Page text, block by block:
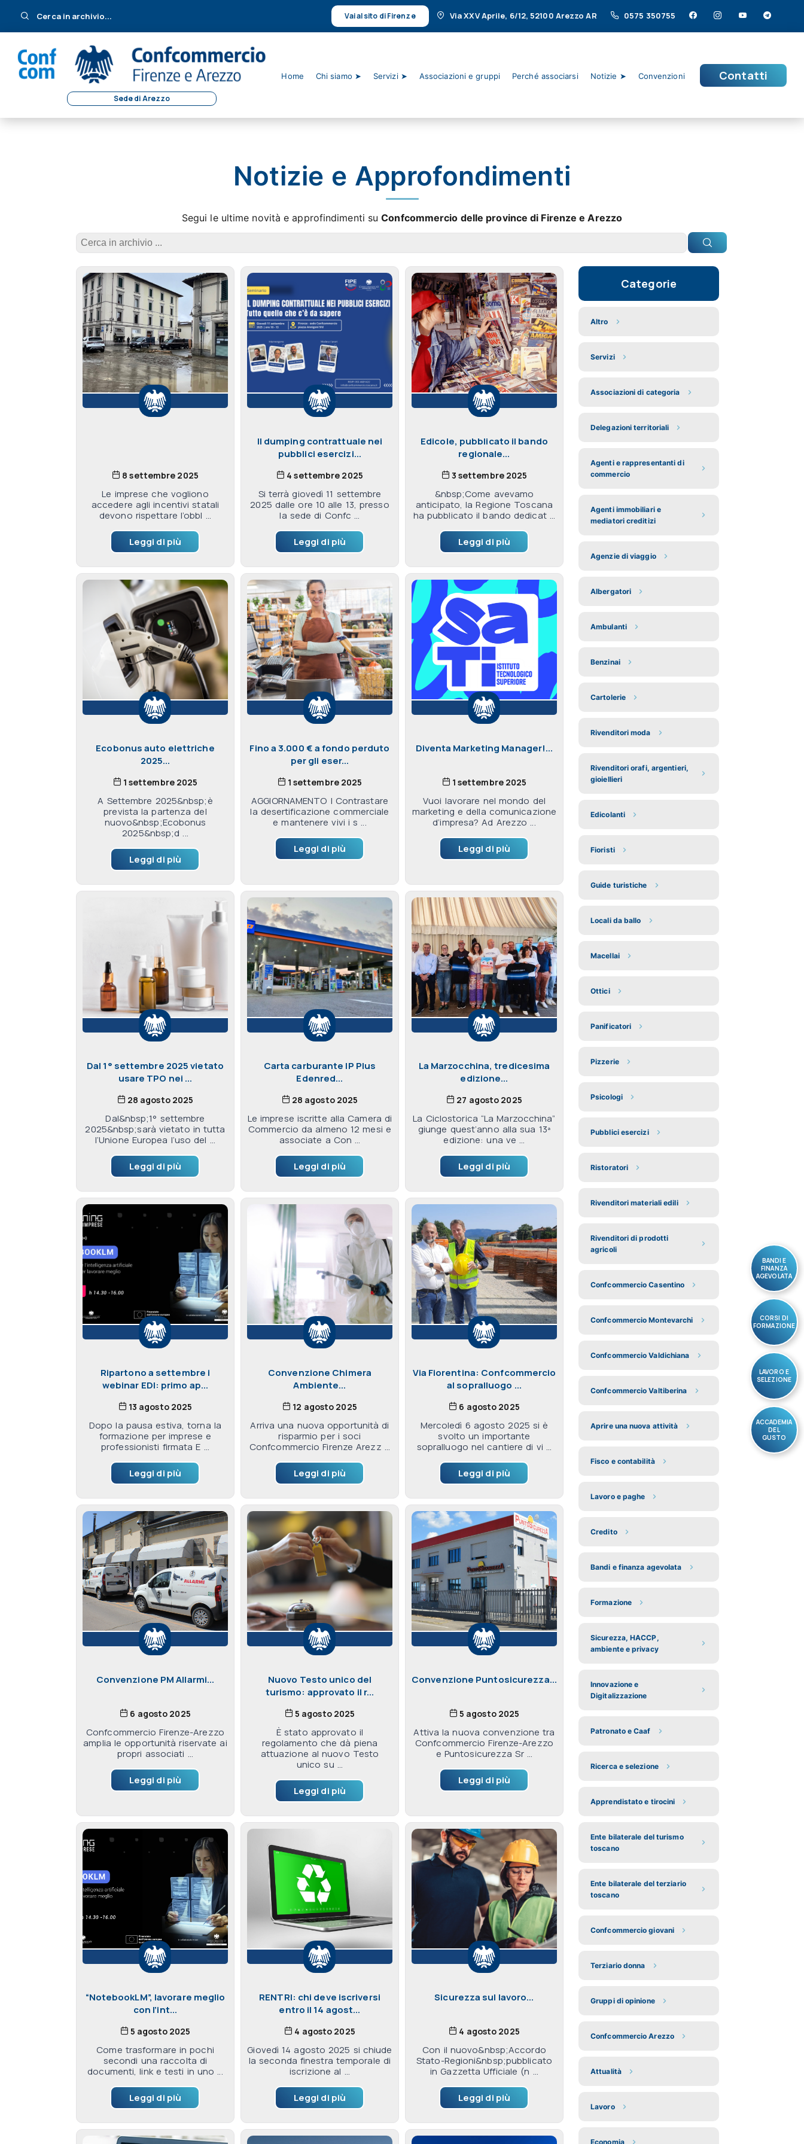
BANDI E
FINANZA
AGEVOLATA
CORSI DI
FORMAZIONE
LAVORO E
SELEZIONE
ACCADEMIA
DEL
GUSTO
Cerca in archivio... Vai al sito di Firenze Via XXV Aprile, 6/12, 52100 Arezzo AR 0575 350755
Sede di Arezzo
Home Chi siamo ➤ Servizi ➤ Associazioni e gruppi Perché associarsi Notizie ➤ Convenzioni Contatti
Notizie e Approfondimenti
Segui le ultime novità e approfindimenti suConfcommercio delle province di Firenze e Arezzo
8 settembre 2025
Le imprese che vogliono
accedere agli incentivi statali
devono rispettare l’obbl ...
Leggi di più
Il dumping contrattuale nei
pubblici esercizi...
4 settembre 2025
Si terrà giovedì 11 settembre
2025 dalle ore 10 alle 13, presso
la sede di Confc ...
Leggi di più
Edicole, pubblicato il bando
regionale...
3 settembre 2025
&nbsp;Come avevamo
anticipato, la Regione Toscana
ha pubblicato il bando dedicat ...
Leggi di più
Ecobonus auto elettriche
2025...
1 settembre 2025
A Settembre 2025&nbsp;è
prevista la partenza del
nuovo&nbsp;Ecobonus
2025&nbsp;d ...
Leggi di più
Fino a 3.000 € a fondo perduto
per gli eser...
1 settembre 2025
AGGIORNAMENTO | Contrastare
la desertificazione commerciale
e mantenere vivi i s ...
Leggi di più
Diventa Marketing Manager!...
1 settembre 2025
Vuoi lavorare nel mondo del
marketing e della comunicazione
d’impresa? Ad Arezzo ...
Leggi di più
Dal 1° settembre 2025 vietato
usare TPO nei ...
28 agosto 2025
Dal&nbsp;1° settembre
2025&nbsp;sarà vietato in tutta
l’Unione Europea l’uso del ...
Leggi di più
Carta carburante IP Plus
Edenred...
28 agosto 2025
Le imprese iscritte alla Camera di
Commercio da almeno 12 mesi e
associate a Con ...
Leggi di più
La Marzocchina, tredicesima
edizione...
27 agosto 2025
La Ciclostorica “La Marzocchina”
giunge quest’anno alla sua 13ª
edizione: una ve ...
Leggi di più
Ripartono a settembre i
webinar EDI: primo ap...
13 agosto 2025
Dopo la pausa estiva, torna la
formazione per imprese e
professionisti firmata E ...
Leggi di più
Convenzione Chimera
Ambiente...
12 agosto 2025
Arriva una nuova opportunità di
risparmio per i soci
Confcommercio Firenze Arezz ...
Leggi di più
Via Fiorentina: Confcommercio
al sopralluogo ...
6 agosto 2025
Mercoledì 6 agosto 2025 si è
svolto un importante
sopralluogo nel cantiere di vi ...
Leggi di più
Convenzione PM Allarmi...
6 agosto 2025
Confcommercio Firenze-Arezzo
amplia le opportunità riservate ai
propri associati ...
Leggi di più
Nuovo Testo unico del
turismo: approvato il r...
5 agosto 2025
È stato approvato il
regolamento che dà piena
attuazione al nuovo Testo
unico su ...
Leggi di più
Convenzione Puntosicurezza...
5 agosto 2025
Attiva la nuova convenzione tra
Confcommercio Firenze-Arezzo
e Puntosicurezza Sr ...
Leggi di più
“NotebookLM”, lavorare meglio
con l’int...
5 agosto 2025
Come trasformare in pochi
secondi una raccolta di
documenti, link e testi in uno ...
Leggi di più
RENTRI: chi deve iscriversi
entro il 14 agost...
4 agosto 2025
Giovedì 14 agosto 2025 si chiude
la seconda finestra temporale di
iscrizione al ...
Leggi di più
Sicurezza sul lavoro...
4 agosto 2025
Con il nuovo&nbsp;Accordo
Stato-Regioni&nbsp;pubblicato
in Gazzetta Ufficiale (n ...
Leggi di più
Categorie
Altro
Servizi
Associazioni di categoria
Delegazioni territoriali
Agenti e rappresentanti di
commercio
Agenti immobiliari e
mediatori creditizi
Agenzie di viaggio
Albergatori
Ambulanti
Benzinai
Cartolerie
Rivenditori moda
Rivenditori orafi, argentieri,
gioiellieri
Edicolanti
Fioristi
Guide turistiche
Locali da ballo
Macellai
Ottici
Panificatori
Pizzerie
Psicologi
Pubblici esercizi
Ristoratori
Rivenditori materiali edili
Rivenditori di prodotti
agricoli
Confcommercio Casentino
Confcommercio Montevarchi
Confcommercio Valdichiana
Confcommercio Valtiberina
Aprire una nuova attività
Fisco e contabilità
Lavoro e paghe
Credito
Bandi e finanza agevolata
Formazione
Sicurezza, HACCP,
ambiente e privacy
Innovazione e
Digitalizzazione
Patronato e Caaf
Ricerca e selezione
Apprendistato e tirocini
Ente bilaterale del turismo
toscano
Ente bilaterale del terziario
toscano
Confcommercio giovani
Terziario donna
Gruppi di opinione
Confcommercio Arezzo
Attualità
Lavoro
Economia